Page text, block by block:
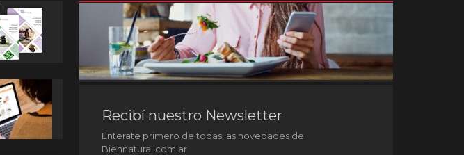
Recibí nuestro Newsletter
Enterate primero de todas las novedades de
Biennatural.com.ar